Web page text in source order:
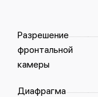
Разрешение
фронтальной
камеры
Диафрагма